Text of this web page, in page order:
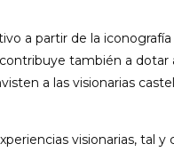
a partir de la
también a
a las visionarias
visionarias, tal y